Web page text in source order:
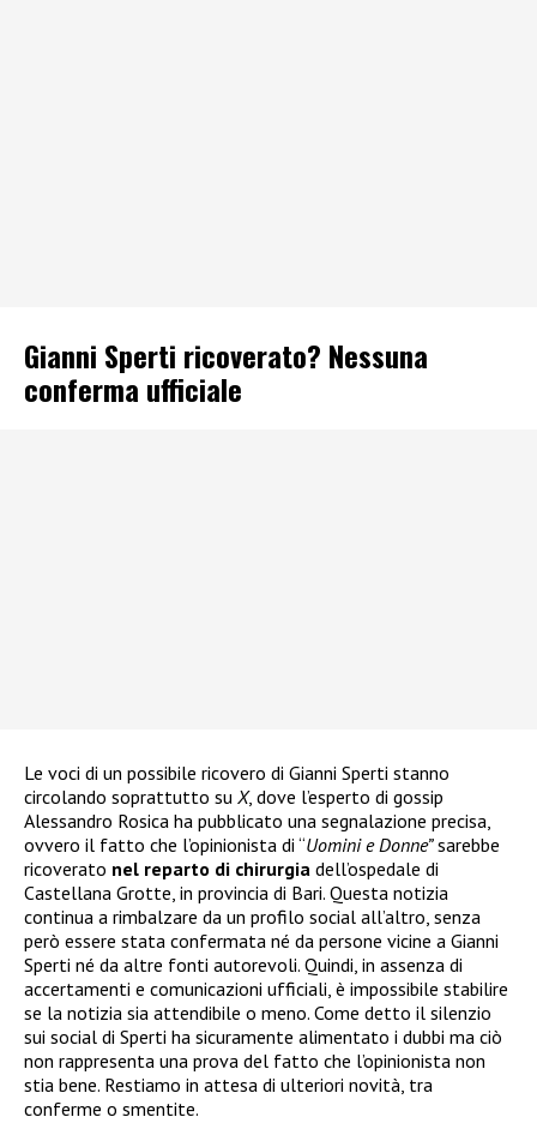
Gianni Sperti ricoverato? Nessuna
conferma ufficiale
Le voci di un possibile ricovero di Gianni Sperti stanno
circolando soprattutto su X, dove l’esperto di gossip
Alessandro Rosica ha pubblicato una segnalazione precisa,
ovvero il fatto che l’opinionista di “Uomini e Donne”sarebbe
ricoverato nel reparto di chirurgia dell’ospedale di
Castellana Grotte, in provincia di Bari. Questa notizia
continua a rimbalzare da un profilo social all’altro, senza
però essere stata confermata né da persone vicine a Gianni
Sperti né da altre fonti autorevoli. Quindi, in assenza di
accertamenti e comunicazioni ufficiali, è impossibile stabilire
se la notizia sia attendibile o meno. Come detto il silenzio
sui social di Sperti ha sicuramente alimentato i dubbi ma ciò
non rappresenta una prova del fatto che l’opinionista non
stia bene. Restiamo in attesa di ulteriori novità, tra
conferme o smentite.